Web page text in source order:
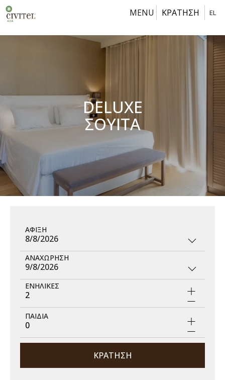
MENU EL
ΚΡΑΤΗΣΗ
DELUXE
ΣΟΥΙΤΑ
ΑΦΙΞΗ
8/8/2026
ΑΝΑΧΩΡΗΣΗ
9/8/2026
ΕΝΗΛΙΚΕΣ
2
ΠΑΙΔΙΑ
0
ΚΡΑΤΗΣΗ